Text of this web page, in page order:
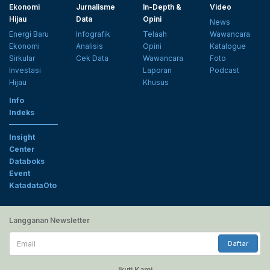
Ekonomi
Hijau
Energi Baru
Ekonomi
Sirkular
Investasi
Hijau
Jurnalisme
Data
Infografik
Analisis
Cek Data
In-Depth &
Opini
Telaah
Opini
Wawancara
Laporan
Khusus
Video
News
Wawancara
Katalogue
Foto
Podcast
Info
Indeks
Insight
Center
Databoks
Event
KatadataOto
Langganan Newsletter
Email
Daftar